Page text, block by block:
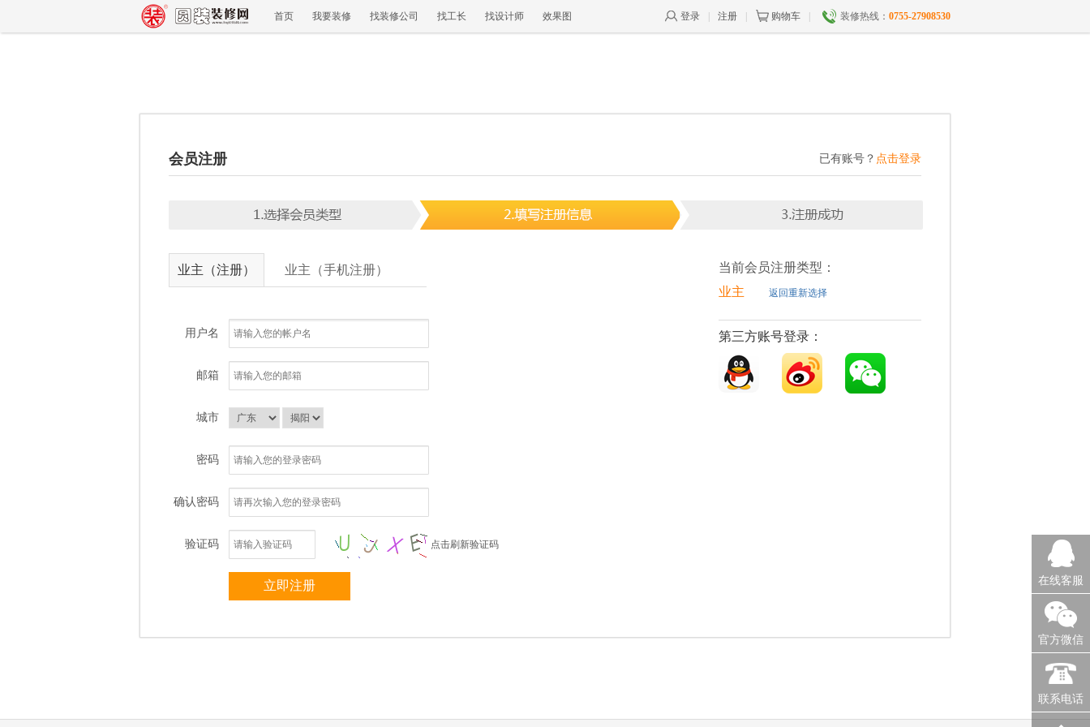
首页 我要装修 找装修公司 找工长 找设计师 效果图 登录 注册 购物车 装修热线： 0755-27908530
会员注册 已有账号？ 点击登录
业主（注册） 业主（手机注册）
用户名
邮箱
城市
密码
确认密码
验证码 点击刷新验证码
当前会员注册类型：
业主
返回重新选择
第三方账号登录：
在线客服
官方微信
联系电话